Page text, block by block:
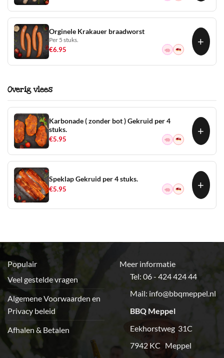
Orginele Krakauer braadworst
Per 5 stuks.
€6.95
+
Overig vlees
Karbonade ( zonder bot ) Gekruid per 4
stuks.
€5.95
+
Speklap Gekruid per 4 stuks.
€5.95 +
Populair
Veel gestelde vragen
Algemene Voorwaarden en
Privacy beleid
Afhalen & Betalen
Meer informatie
Tel: 06 - 424 424 44
Mail: info@bbqmeppel.nl
BBQ Meppel
Eekhorstweg 31C
7942 KC Meppel